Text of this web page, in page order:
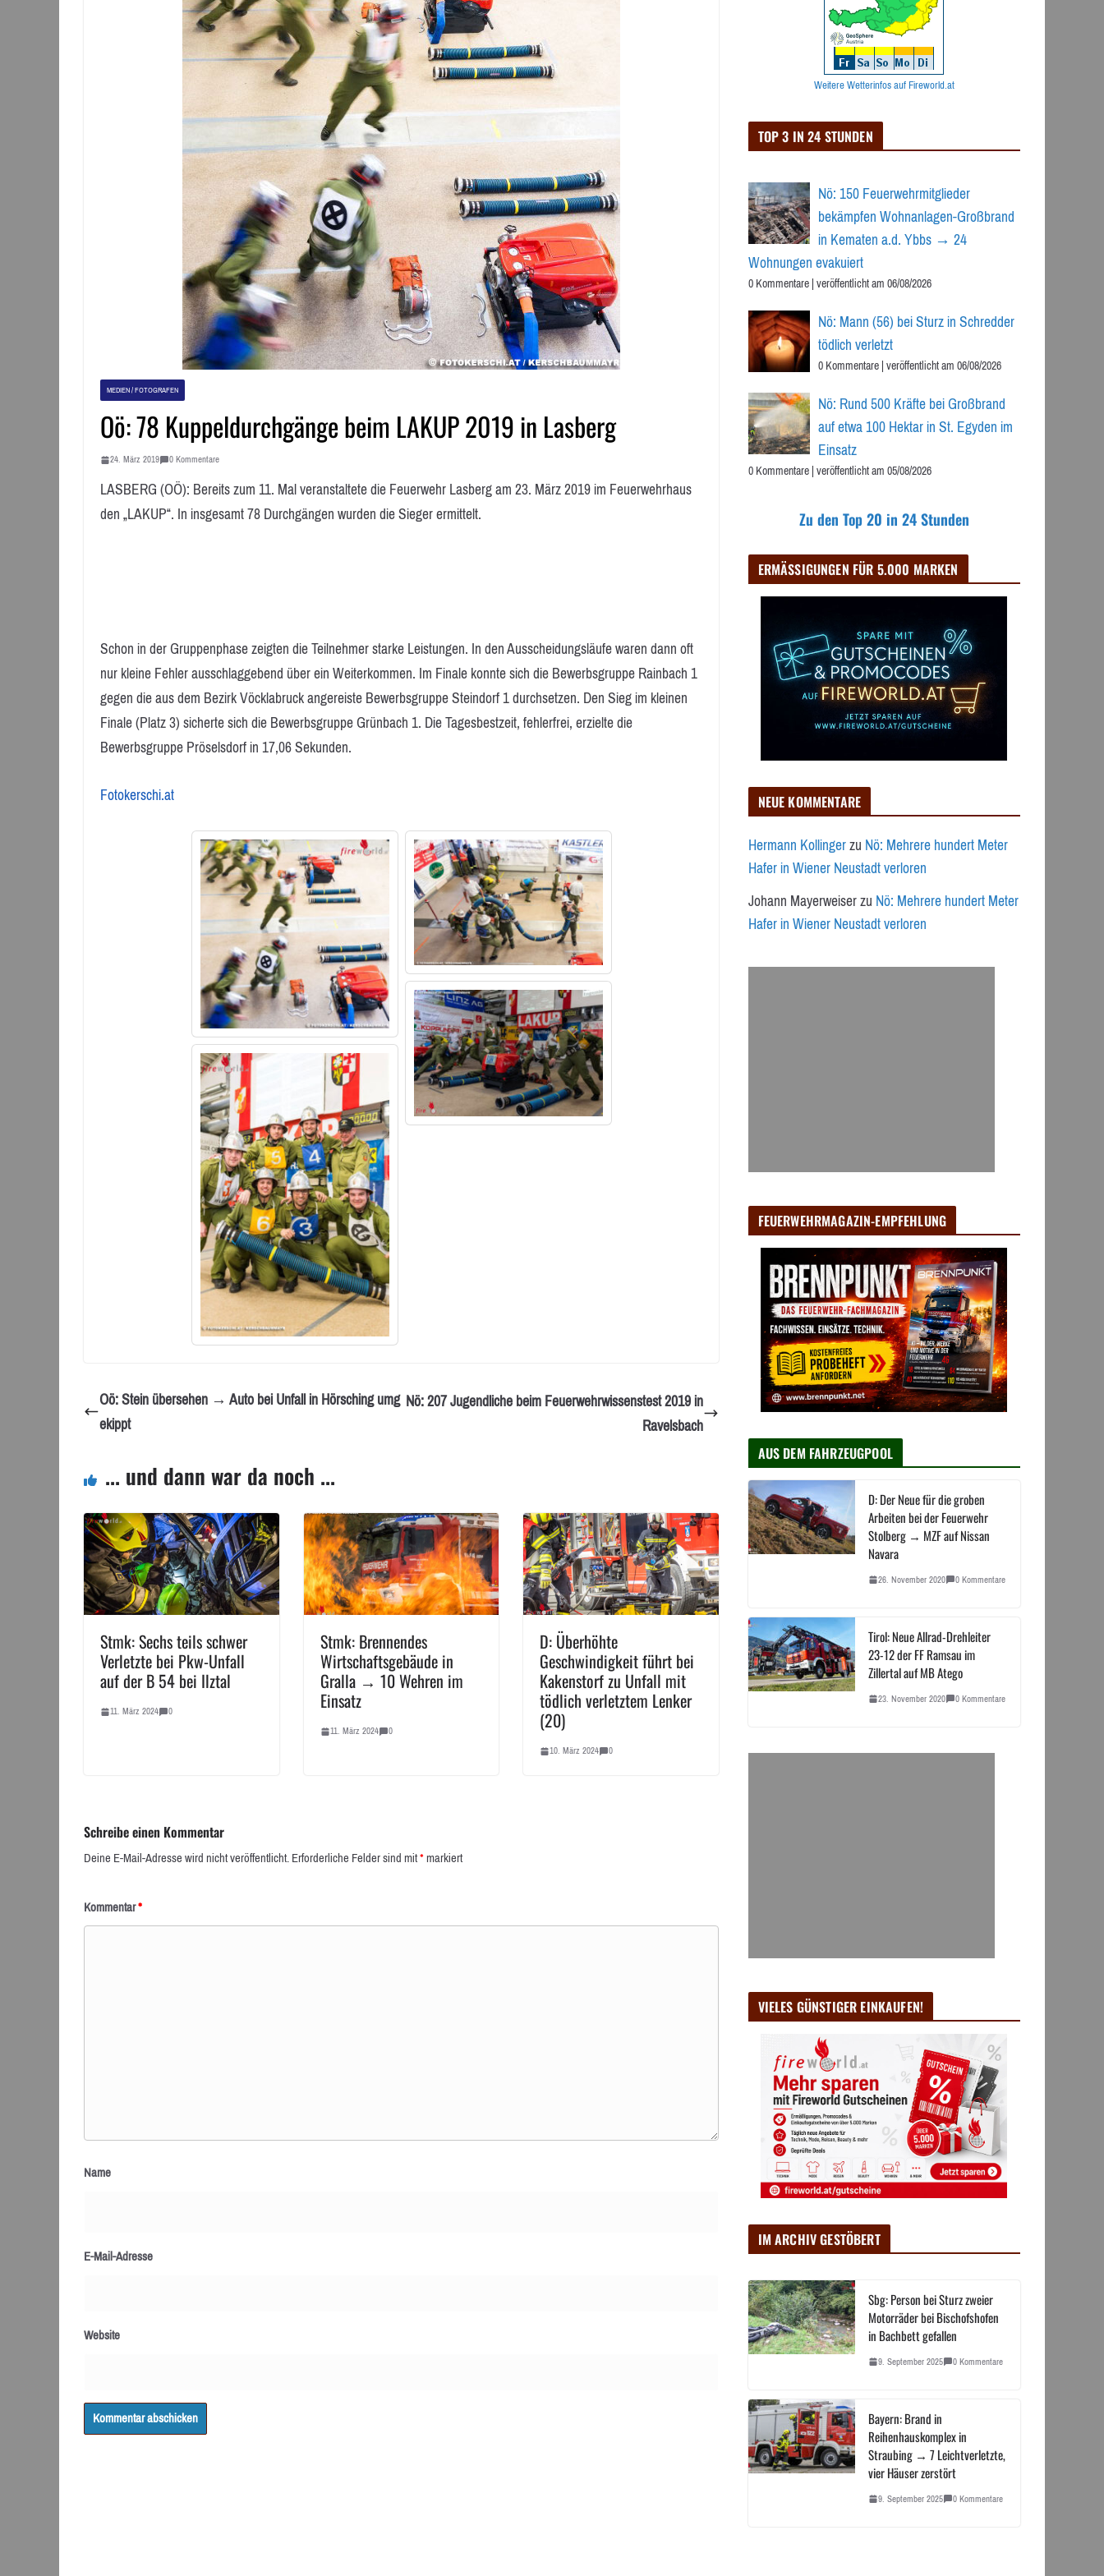
MEDIEN / FOTOGRAFEN
Oö: 78 Kuppeldurchgänge beim LAKUP 2019 in Lasberg
24. März 2019 0 Kommentare
LASBERG (OÖ): Bereits zum 11. Mal veranstaltete die Feuerwehr Lasberg am 23. März 2019 im Feuerwehrhaus
den „LAKUP“. In insgesamt 78 Durchgängen wurden die Sieger ermittelt.
Schon in der Gruppenphase zeigten die Teilnehmer starke Leistungen. In den Ausscheidungsläufe waren dann oft
nur kleine Fehler ausschlaggebend über ein Weiterkommen. Im Finale konnte sich die Bewerbsgruppe Rainbach 1
gegen die aus dem Bezirk Vöcklabruck angereiste Bewerbsgruppe Steindorf 1 durchsetzen. Den Sieg im kleinen
Finale (Platz 3) sicherte sich die Bewerbsgruppe Grünbach 1. Die Tagesbestzeit, fehlerfrei, erzielte die
Bewerbsgruppe Pröselsdorf in 17,06 Sekunden.
Fotokerschi.at
Oö: Stein übersehen → Auto bei Unfall in Hörsching umg
ekippt
Nö: 207 Jugendliche beim Feuerwehrwissenstest 2019 in
Ravelsbach
... und dann war da noch ...
Stmk: Sechs teils schwer
Verletzte bei Pkw-Unfall
auf der B 54 bei Ilztal
11. März 2024 0
Stmk: Brennendes
Wirtschaftsgebäude in
Gralla → 10 Wehren im
Einsatz
11. März 2024 0
D: Überhöhte
Geschwindigkeit führt bei
Kakenstorf zu Unfall mit
tödlich verletztem Lenker
(20)
10. März 2024 0
Schreibe einen Kommentar
Deine E-Mail-Adresse wird nicht veröffentlicht.Erforderliche Felder sind mit*markiert
Kommentar*
Name
E-Mail-Adresse
Website
Weitere Wetterinfos auf Fireworld.at
TOP 3 IN 24 STUNDEN
Nö: 150 Feuerwehrmitglieder
bekämpfen Wohnanlagen-Großbrand
in Kematen a.d. Ybbs → 24
Wohnungen evakuiert
0 Kommentare|veröffentlicht am 06/08/2026
Nö: Mann (56) bei Sturz in Schredder
tödlich verletzt
0 Kommentare|veröffentlicht am 06/08/2026
Nö: Rund 500 Kräfte bei Großbrand
auf etwa 100 Hektar in St. Egyden im
Einsatz
0 Kommentare|veröffentlicht am 05/08/2026
Zu den Top 20 in 24 Stunden
ERMÄSSIGUNGEN FÜR 5.000 MARKEN
NEUE KOMMENTARE
Hermann KollingerzuNö: Mehrere hundert Meter
Hafer in Wiener Neustadt verloren
Johann MayerweiserzuNö: Mehrere hundert Meter
Hafer in Wiener Neustadt verloren
FEUERWEHRMAGAZIN-EMPFEHLUNG
AUS DEM FAHRZEUGPOOL
D: Der Neue für die groben
Arbeiten bei der Feuerwehr
Stolberg → MZF auf Nissan
Navara
26. November 2020 0 Kommentare
Tirol: Neue Allrad-Drehleiter
23-12 der FF Ramsau im
Zillertal auf MB Atego
23. November 2020 0 Kommentare
VIELES GÜNSTIGER EINKAUFEN!
IM ARCHIV GESTÖBERT
Sbg: Person bei Sturz zweier
Motorräder bei Bischofshofen
in Bachbett gefallen
9. September 2025 0 Kommentare
Bayern: Brand in
Reihenhauskomplex in
Straubing → 7 Leichtverletzte,
vier Häuser zerstört
9. September 2025 0 Kommentare